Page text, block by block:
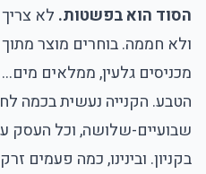
הסוד הוא בפשטות. לא
ולא חממה. בוחרים מוצר
מכניסים גלעין, ממלאים
הטבע. הקנייה נעשית בכמה
שבועיים-שלושה, וכל העסק
בקניון. ובינינו, כמה פעמים